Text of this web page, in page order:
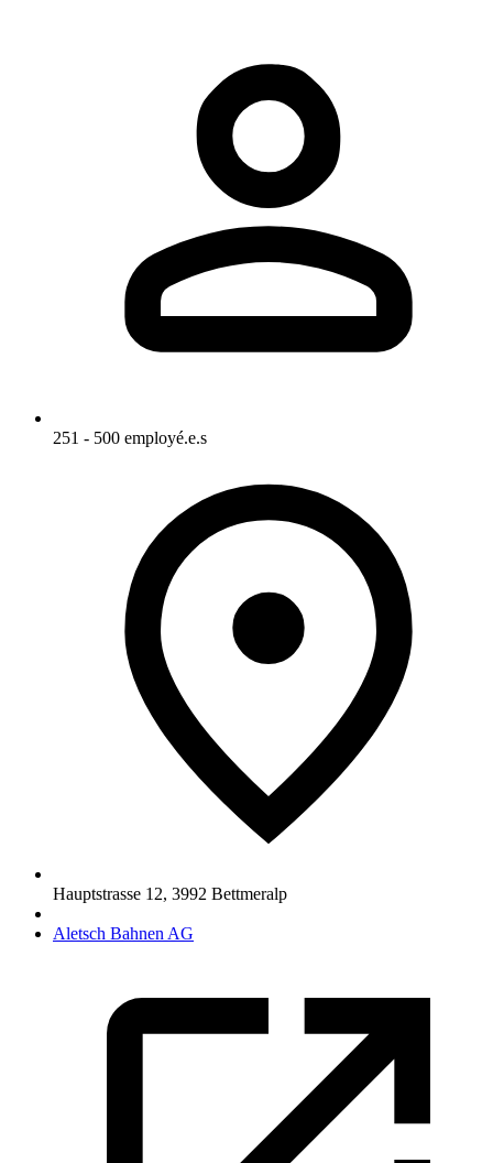
251 - 500 employé.e.s
Hauptstrasse 12, 3992 Bettmeralp
Aletsch Bahnen AG